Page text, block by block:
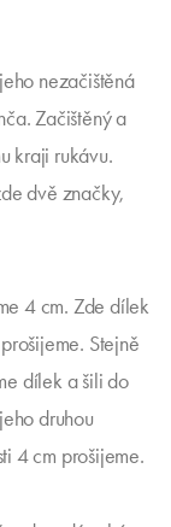
nezačištěná
Začištěný a
kraji rukávu.
dvě značky,
4 cm. Zde dílek
Stejně
dílek a šili do
druhou
4 cm prošijeme.